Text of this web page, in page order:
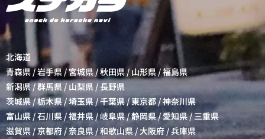
北海道
青森県/岩手県/宮城県/秋田県 / 山形県/福島県
新潟県/群馬県 / 山梨県 /長野県
茨城県 /栃木県/埼玉県/千葉県/東京都 /神奈川県
富山県 /石川県 /福井県/岐阜県/静岡県/愛知県/三重県
滋賀県/京都府/奈良県 /和歌山県/大阪府 /兵庫県